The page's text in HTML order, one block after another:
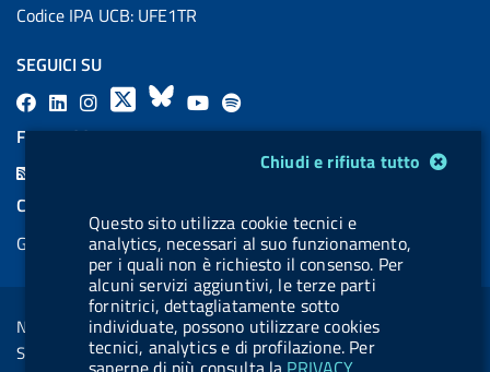
Chiudi e rifiuta tutto
Questo sito utilizza cookie tecnici e
analytics, necessari al suo funzionamento,
per i quali non è richiesto il consenso. Per
alcuni servizi aggiuntivi, le terze parti
fornitrici, dettagliatamente sotto
individuate, possono utilizzare cookies
tecnici, analytics e di profilazione. Per
Codice IPA UCB: UFE1TR
SEGUICI SU
F
a
L
i
a
l
.
b
u
t
t
X
B
l
s
k
y
Y
o
u
b
e
l
a
l
.
b
u
t
t
FEED RSS
COOKIES
Gestione cookie
Sezione Link Utili
Note legali
Social Media Policy